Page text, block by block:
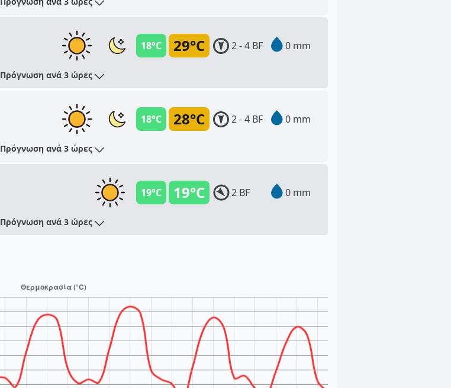
29°C
18°C 2 - 4 BF 0 mm
Πρόγνωση ανά 3 ώρες
28°C
18°C 2 - 4 BF 0 mm
Πρόγνωση ανά 3 ώρες
19°C
19°C 2 BF 0 mm
Πρόγνωση ανά 3 ώρες